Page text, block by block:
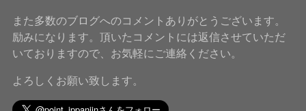
また多数のブログへのコメントありがとうございます。
励みになります。頂いたコメントには返信させていただ
いておりますので、お気軽にご連絡ください。
よろしくお願い致します。